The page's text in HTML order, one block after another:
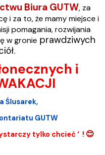
Biura GUTW, za
i za to, że mamy miejsce i
pomagania, rozwijania
w gronie prawdziwych
i
Ślusarek,
GUTW
tylko chcieć ‘ ! 😊